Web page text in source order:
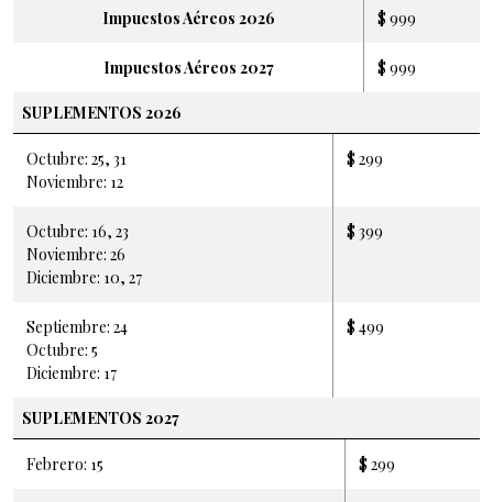
Impuestos Aéreos 2026 $ 999
Impuestos Aéreos 2027 $ 999
SUPLEMENTOS 2026
Octubre: 25, 31
Noviembre: 12
$ 299
Octubre: 16, 23
Noviembre: 26
Diciembre: 10, 27
$ 399
Septiembre: 24
Octubre: 5
Diciembre: 17
$ 499
SUPLEMENTOS 2027
Febrero: 15 $ 299